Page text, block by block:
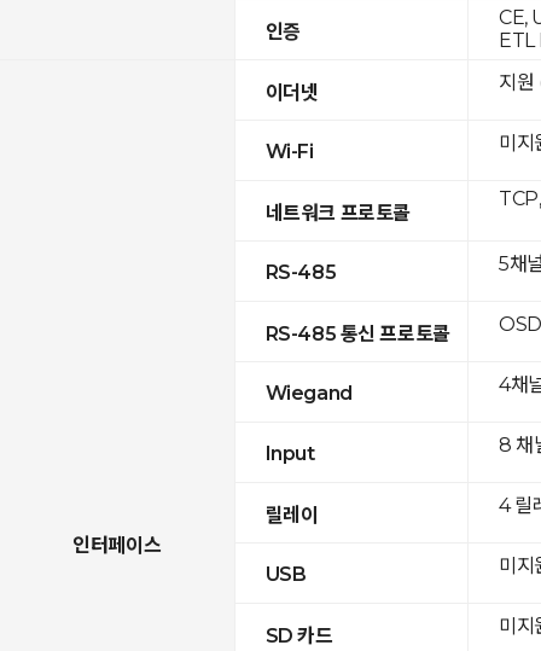
인증
인터페이스
이더넷
Wi-Fi
네트워크 프로토콜
RS-485
RS-485 통신 프로토콜
Wiegand
Input
릴레이
USB
SD 카드
CE,
지
미지
5채
4채
8 채
4 릴
미지
미지